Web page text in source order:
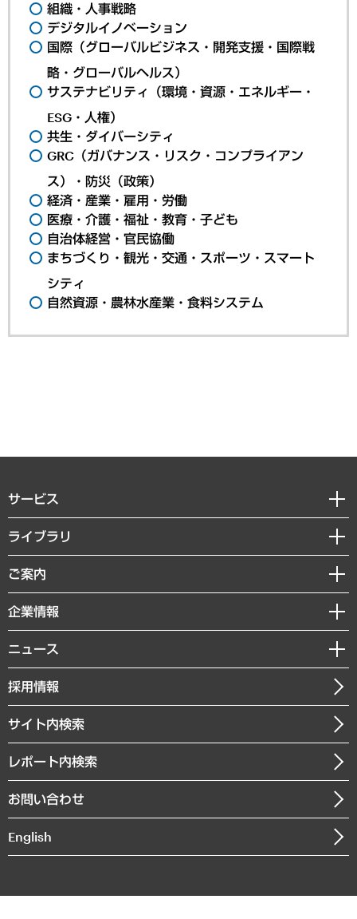
組織・人事戦略
デジタルイノベーション
国際（グローバルビジネス・開発支援・国際戦
略・グローバルヘルス）
サステナビリティ（環境・資源・エネルギー・
ESG・人権）
共生・ダイバーシティ
GRC（ガバナンス・リスク・コンプライアン
ス）・防災（政策）
経済・産業・雇用・労働
医療・介護・福祉・教育・子ども
自治体経営・官民協働
まちづくり・観光・交通・スポーツ・スマート
シティ
自然資源・農林水産業・食料システム
サービス
経営戦略
組織・人事戦略
デジタルイノベーション
共生・ダイバーシティ
GRC（ガバナンス・リスク・コンプライアンス）・防災（政策）
経済・産業・雇用・労働
まちづくり・観光・交通・スポーツ・スマートシティ
自然資源・農林水産業・食料システム
ライブラリ
経済調査
レポート
コラム
経営用語集
受託・受注実績（官公庁関連）
メディア掲載・出演
ご案内
セミナー・イベント情報
MUFGビジネスセミナー
受託案件情報
企業情報
私たちの想い
社長メッセージ
会社概要
沿革
組織図・本部部室紹介
インドネシア現地法人
個人情報保護方針
ニュース
ニュースリリース
お知らせ
採用情報
サイト内検索
レポート内検索
お問い合わせ
English